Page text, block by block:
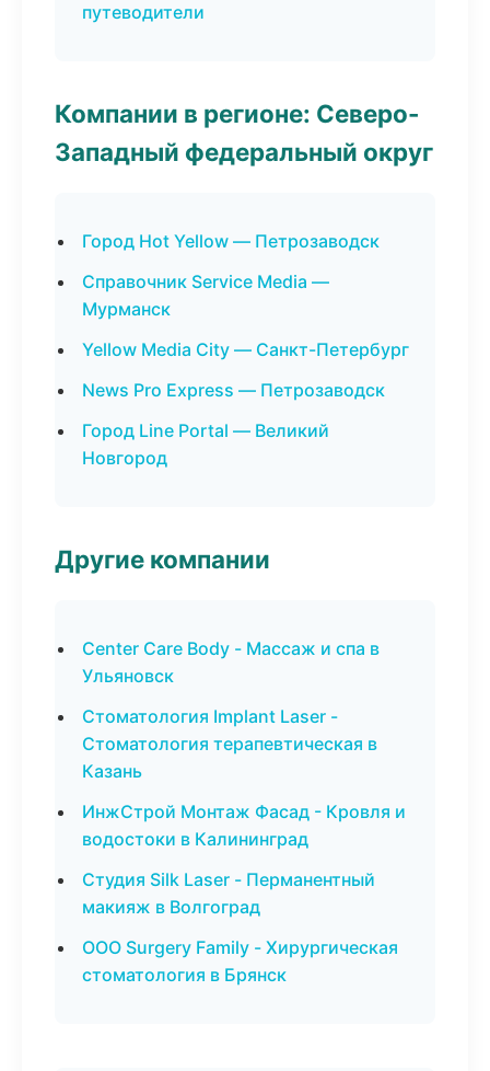
путеводители
Компании в регионе: Северо-
Западный федеральный округ
Город Hot Yellow — Петрозаводск
Справочник Service Media —
Мурманск
Yellow Media City — Санкт-Петербург
News Pro Express — Петрозаводск
Город Line Portal — Великий
Новгород
Другие компании
Center Care Body - Массаж и спа в
Ульяновск
Стоматология Implant Laser -
Стоматология терапевтическая в
Казань
ИнжСтрой Монтаж Фасад - Кровля и
водостоки в Калининград
Студия Silk Laser - Перманентный
макияж в Волгоград
ООО Surgery Family - Хирургическая
стоматология в Брянск